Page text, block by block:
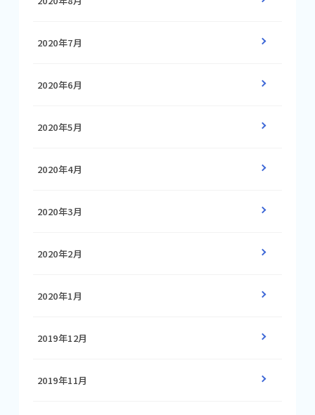
2020年7月
2020年6月
2020年5月
2020年4月
2020年3月
2020年2月
2020年1月
2019年12月
2019年11月